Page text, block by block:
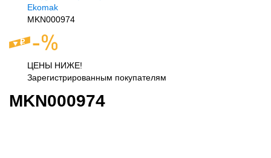
Ekomak
MKN000974
ЦЕНЫ НИЖЕ!
Зарегистрированным покупателям
MKN000974